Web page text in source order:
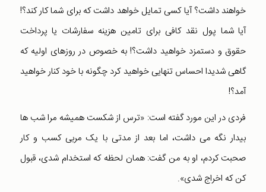
خواهند داشت؟ آیا کسی تمایل خواهد داشت که برای شما کار کند؟!
آیا شما پول نقد کافی برای تامین هزینه سفارشات یا پرداخت
حقوق و دستمزد خواهید داشت؟! به خصوص در روزهای اولیه که
گاهی شدیدا احساس تنهایی خواهید کرد چگونه با خود کنار خواهید
آمد؟!
فردی در این مورد گفته است: «ترس از شکست همیشه مرا شب ها
بیدار نگه می داشت، اما بعد از مدتی با یک مربی کسب و کار
صحبت کردم، او به من گفت: همان لحظه که استخدام شدی، قبول
کن که اخراج شدی».